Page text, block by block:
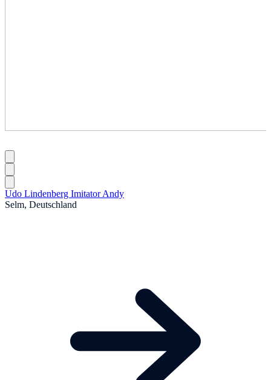
Udo Lindenberg Imitator Andy
Selm, Deutschland